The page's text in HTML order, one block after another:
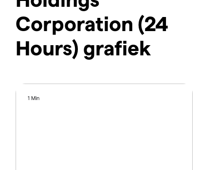
Corporation (24
Hours) grafiek
1 Min